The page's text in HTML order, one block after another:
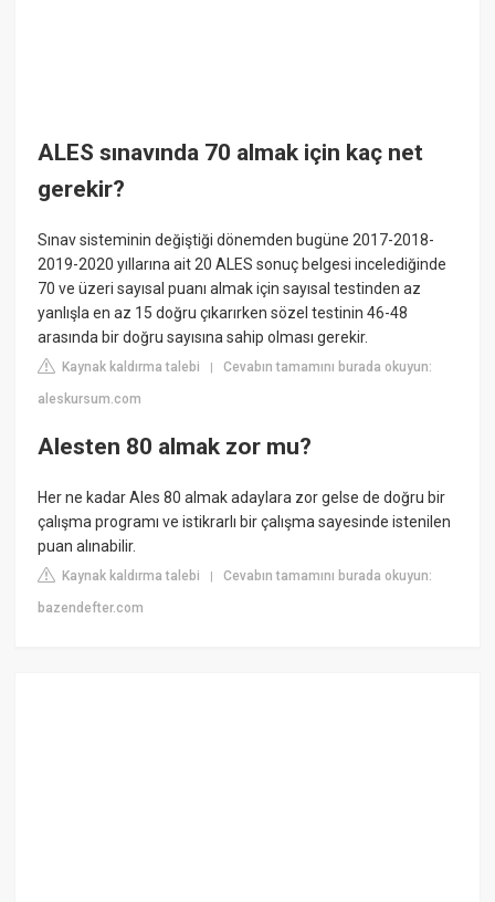
ALES sınavında 70 almak için kaç net
gerekir?
Sınav sisteminin değiştiği dönemden bugüne 2017-2018-
2019-2020 yıllarına ait 20 ALES sonuç belgesi incelediğinde
70 ve üzeri sayısal puanı almak için sayısal testinden az
yanlışla en az 15 doğru çıkarırken sözel testinin 46-48
arasında bir doğru sayısına sahip olması gerekir.
Kaynak kaldırma talebi |Cevabın tamamını burada okuyun:
aleskursum.com
Alesten 80 almak zor mu?
Her ne kadar Ales 80 almak adaylara zor gelse de doğru bir
çalışma programı ve istikrarlı bir çalışma sayesinde istenilen
puan alınabilir.
Kaynak kaldırma talebi |Cevabın tamamını burada okuyun:
bazendefter.com